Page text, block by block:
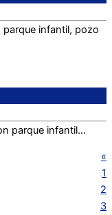
infantil, pozo
parque infantil…
«
1
2
3